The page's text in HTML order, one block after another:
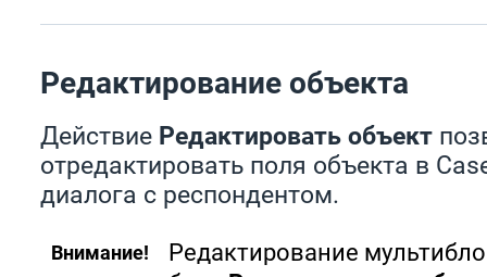
Редактирование объекта
Действие Редактировать объект
отредактировать поля объекта в
диалога с респондентом.
Внимание!
Редактирование